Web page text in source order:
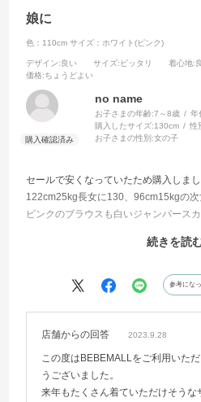
娘に
色：110cm サイズ：ホワイト(ピンク)
デザイン:良い サイズ:ピッタリ 着心地:
価格:ちょうどよい
no name
お子さまの年齢:7～8歳 年
購入したサイズ:130cm 性
お子さまの性別:女の子
セールで安くなっていたため購入しまし
122cm25kg長女に130、96cm15kgの次
ピンクのブラウスも白いジャンパース
生地も薄すぎず、だけど涼しそうで暑
白いので下着が少し透けます。白い下
来年も着れそうなので、たくさん着せ
続きを読
参考にな
店舗からの回答 2023.9.28
この度はBEBEMALLをご利用いた
うございました。
来年もたくさん着ていただけそう